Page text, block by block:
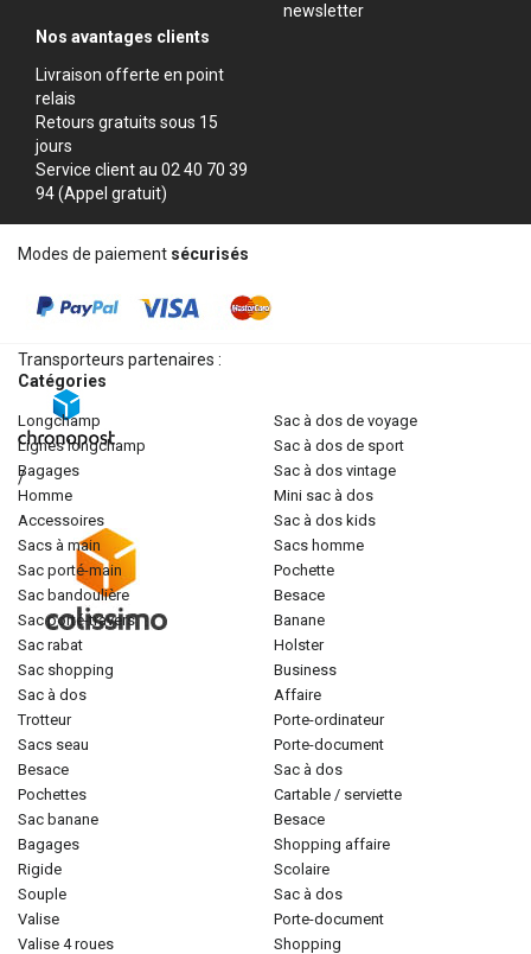
newsletter
Nos avantages clients
Livraison offerte en point
relais
Retours gratuits sous 15
jours
Service client au 02 40 70 39
94 (Appel gratuit)
Modes de paiement sécurisés
Transporteurs partenaires :
/
Catégories
longchamp
lignes longchamp
bagages
homme
accessoires
sacs à main
sac porté-main
sac bandoulière
sac porté-travers
sac rabat
sac shopping
sac à dos
trotteur
sacs seau
besace
pochettes
sac banane
bagages
rigide
souple
valise
valise 4 roues
sac à dos de voyage
sac à dos de sport
sac à dos vintage
mini sac à dos
sac à dos kids
sacs homme
pochette
besace
banane
holster
business
affaire
porte-ordinateur
porte-document
sac à dos
cartable / serviette
besace
shopping affaire
scolaire
sac à dos
porte-document
shopping